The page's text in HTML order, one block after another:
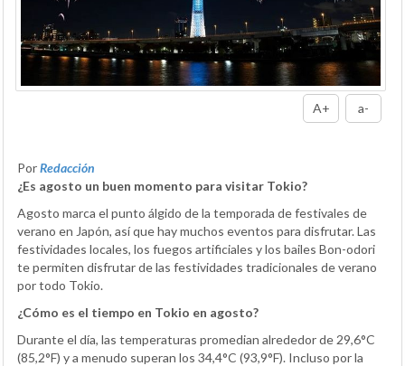
A+ a-
PorRedacción
¿Es agosto un buen momento para visitar Tokio?
Agosto marca el punto álgido de la temporada de festivales de
verano en Japón, así que hay muchos eventos para disfrutar. Las
festividades locales, los fuegos artificiales y los bailes Bon-odori
te permiten disfrutar de las festividades tradicionales de verano
por todo Tokio.
¿Cómo es el tiempo en Tokio en agosto?
Durante el día, las temperaturas promedian alrededor de 29,6°C
(85,2°F) y a menudo superan los 34,4°C (93,9°F). Incluso por la